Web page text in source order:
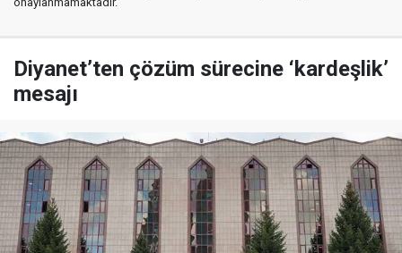
Diyanet’ten çözüm sürecine ‘kardeşlik’
mesajı